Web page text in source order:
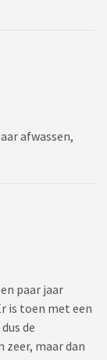
afwassen,
paar jaar
is toen met een
de
maar dan